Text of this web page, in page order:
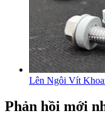
Lên Ngôi Vít
Phản hồi mới